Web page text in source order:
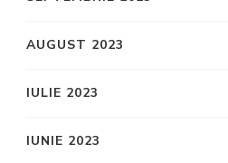
AUGUST 2023
IULIE 2023
IUNIE 2023